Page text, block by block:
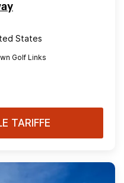
States
Golf Links
TARIFFE